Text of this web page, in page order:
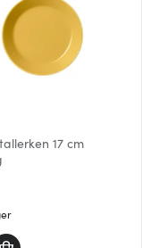
17 cm